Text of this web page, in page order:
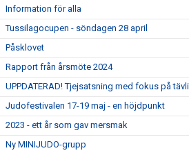
Information för alla
Tussilagocupen - söndagen 28 april
Påsklovet
Rapport från årsmöte 2024
UPPDATERAD! Tjejsatsning med fokus på
Judofestivalen 17-19 maj - en höjdpunkt
2023 - ett år som gav mersmak
Ny MINIJUDO-grupp